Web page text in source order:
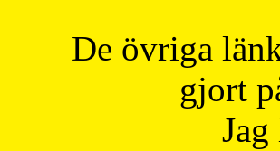
De övriga
gjort